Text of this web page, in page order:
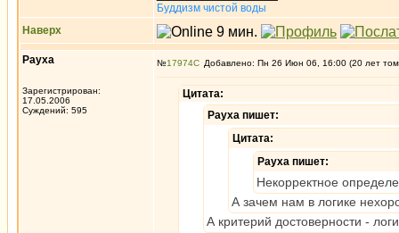
Буддизм чистой воды
Наверх
Рауха
Зарегистрирован:
17.05.2006
Суждений: 595
№17974 Добавлено: Пн 26 Июн 06, 16:00 (20 лет
Цитата:
Рауха пишет:
Цитата:
Рауха пишет:
Некорректное
А зачем нам в логике
А критерий достоверности -